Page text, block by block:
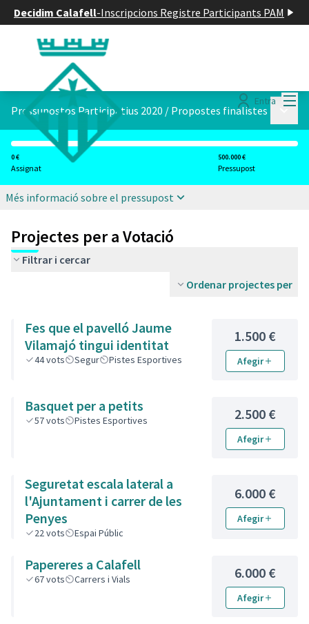
Decidim Calafell-Inscripcions Registre Participants PAM
Entra
Pressupostos Participatius 2020 / Propostes finalistes
0 €
Assignat
500.000 €
Pressupost
Més informació sobre el pressupost
Projectes per a Votació
Filtrar i cercar
Ordenar projectes per
Fes que el pavelló Jaume
Vilamajó tingui identitat
44vots Segur Pistes Esportives
1.500 €
Afegir
Basquet per a petits
57vots Pistes Esportives 2.500 €
Afegir
Seguretat escala lateral a
l'Ajuntament i carrer de les
Penyes
22vots Espai Públic
6.000 €
Afegir
Papereres a Calafell
67vots Carrers i Vials 6.000 €
Afegir